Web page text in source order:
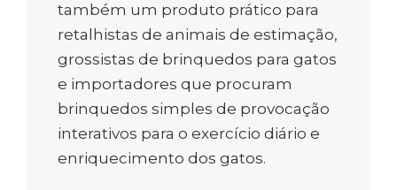
também um produto prático para
retalhistas de animais de estimação,
grossistas de brinquedos para gatos
e importadores que procuram
brinquedos simples de provocação
interativos para o exercício diário e
enriquecimento dos gatos.